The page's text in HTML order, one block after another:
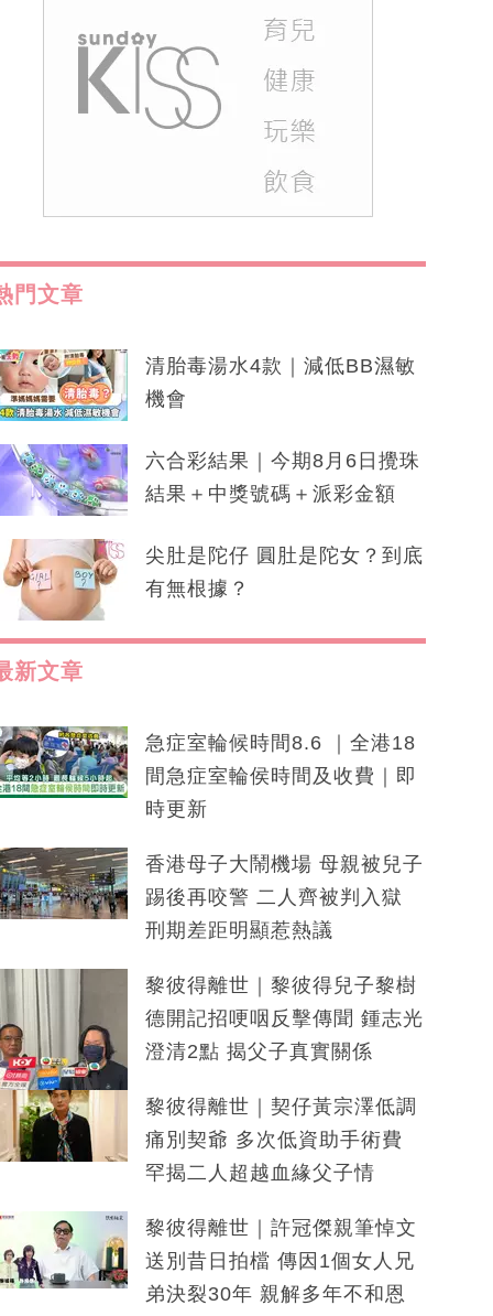
門文章
清胎毒湯水4款｜減低BB濕敏
機會
六合彩結果｜今期8月6日攪珠
結果＋中獎號碼＋派彩金額
尖肚是陀仔 圓肚是陀女？到底
有無根據？
新文章
急症室輪候時間8.6 ｜全港18
間急症室輪侯時間及收費｜即
時更新
香港母子大鬧機場 母親被兒子
踢後再咬警 二人齊被判入獄
刑期差距明顯惹熱議
黎彼得離世｜黎彼得兒子黎樹
德開記招哽咽反擊傳聞 鍾志光
澄清2點 揭父子真實關係
黎彼得離世｜契仔黃宗澤低調
痛別契爺 多次低資助手術費
罕揭二人超越血緣父子情
黎彼得離世｜許冠傑親筆悼文
送別昔日拍檔 傳因1個女人兄
弟決裂30年 親解多年不和恩